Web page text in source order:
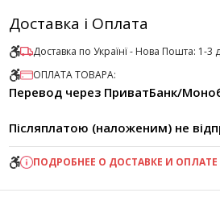
Доставка і Оплата
Доставка по Українї - Нова Пошта: 1-3
ОПЛАТА ТОВАРА:
Перевод через ПриватБанк/
Післяплатою (наложеним) не
ПОДРОБНЕЕ О ДОСТАВКЕ И ОПЛАТЕ